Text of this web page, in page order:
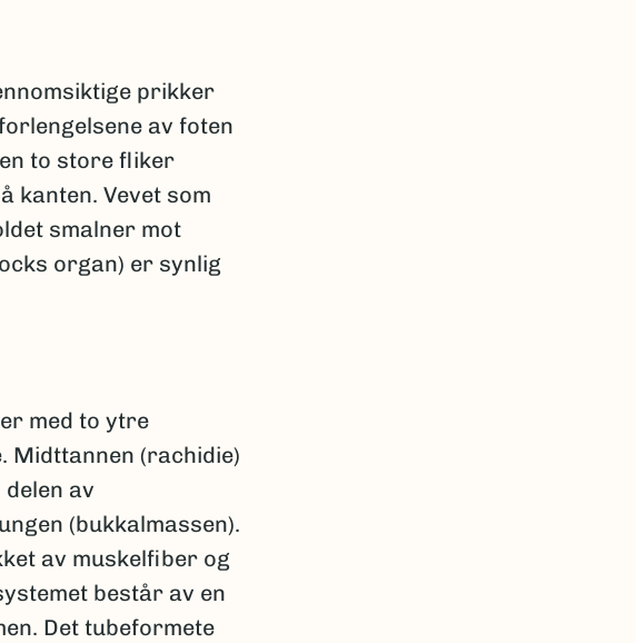
prikker
av foten
to store fliker
kanten. Vevet som
smalner mot
organ) er synlig
med to ytre
Midttannen (rachidie)
av
(bukkalmassen).
av muskelfiber og
består av en
Det tubeformete